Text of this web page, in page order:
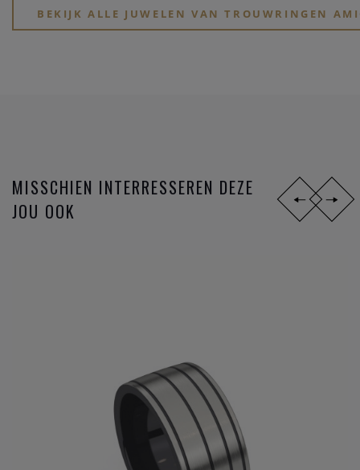
design?BEKIJK ALLE JUWELEN VAN TROUWRINGEN
MISSCHIEN INTERRESSEREN DEZE
JOU OOK